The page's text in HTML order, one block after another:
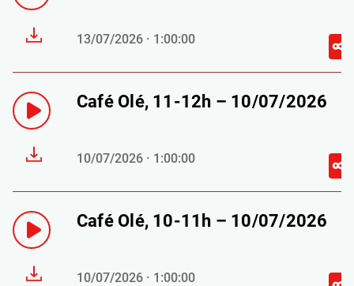
13/07/2026 · 1:00:00
Café Olé, 11-12h – 10/07/2026
10/07/2026 · 1:00:00
Café Olé, 10-11h – 10/07/2026
10/07/2026 · 1:00:00